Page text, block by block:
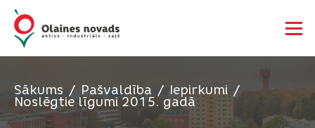
Sākums Pašvaldība Iepirkumi
Noslēgtie līgumi 2015. gadā